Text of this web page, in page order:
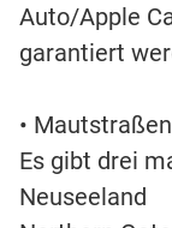
Auto/Apple
garantiert
•
Es gibt drei
Neuseeland